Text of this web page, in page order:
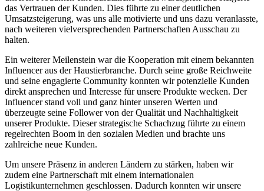
das Vertrauen der Kunden. Dies führte zu einer deutlichen
Umsatzsteigerung, was uns alle motivierte und uns dazu⁤ veranlasste,
nach weiteren vielversprechenden Partnerschaften Ausschau zu
halten.
Ein ‌weiterer Meilenstein war die⁤ Kooperation mit einem bekannten
Influencer aus der Haustierbranche. Durch seine große Reichweite
und seine engagierte Community konnten wir potenzielle‌ Kunden
direkt⁢ ansprechen und Interesse für unsere⁣ Produkte⁣ wecken. Der
Influencer stand voll und ganz hinter unseren Werten und
überzeugte seine Follower ‌von der Qualität und Nachhaltigkeit
‌unserer Produkte. Dieser strategische Schachzug ⁤führte zu einem
regelrechten Boom in den sozialen Medien und​ brachte uns
zahlreiche neue Kunden.
Um unsere Präsenz in anderen⁣ Ländern zu stärken, haben wir
zudem eine Partnerschaft mit⁣ einem internationalen⁣
Logistikunternehmen geschlossen. Dadurch konnten wir unsere